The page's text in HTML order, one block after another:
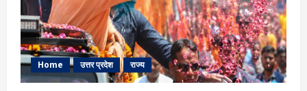
CM
योगी,
निष्पक्ष
जांच
और
कड़ी
कार्रवाई
का
भरोसा
Home उत्तर प्रदेश राज्य